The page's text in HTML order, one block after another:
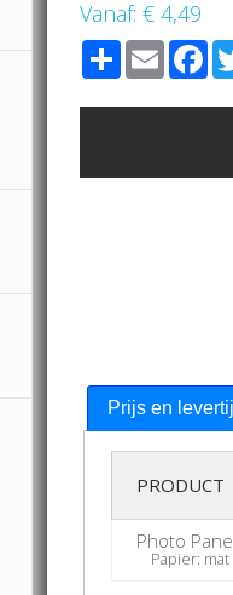
Vanaf: € 4,49
ShareEmail
Prijs en
PRODUCT
Photo
Papier: mat